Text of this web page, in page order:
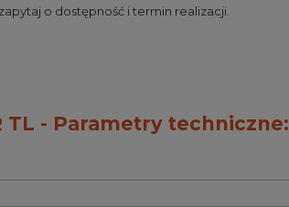
o dostępność i termin realizacji.
TL - Parametry techniczne: